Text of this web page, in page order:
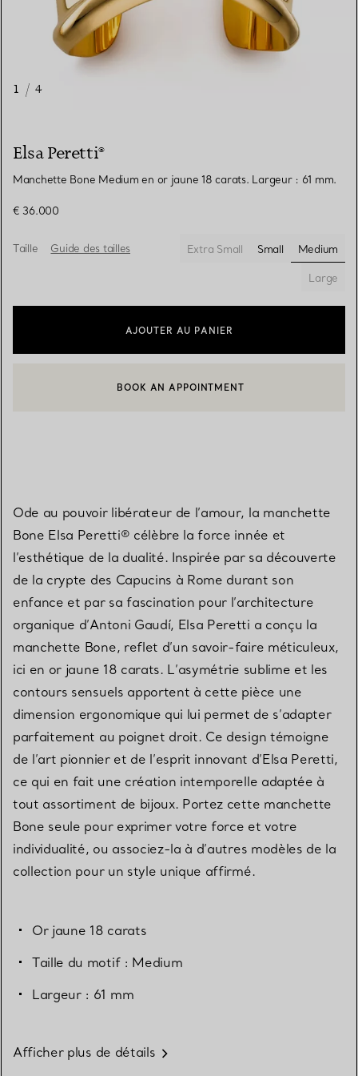
1 / 4
Elsa Peretti®
Manchette Bone Medium en or jaune 18 carats. Largeur : 61 mm.
€ 36.000
Taille Guide des tailles Extra Small Small
Medium
Large
AJOUTER AU PANIER
CONTACTER UN CONSEILLER CLIENT OU PRENDRE RENDEZ-
BOOK AN APPOINTMENT
Ode au pouvoir libérateur de l’amour, la manchette
Bone Elsa Peretti® célèbre la force innée et
l’esthétique de la dualité. Inspirée par sa découverte
de la crypte des Capucins à Rome durant son
enfance et par sa fascination pour l’architecture
organique d’Antoni Gaudí, Elsa Peretti a conçu la
manchette Bone, reflet d’un savoir-faire méticuleux,
ici en or jaune 18 carats. L’asymétrie sublime et les
contours sensuels apportent à cette pièce une
dimension ergonomique qui lui permet de s’adapter
parfaitement au poignet droit. Ce design témoigne
de l’art pionnier et de l’esprit innovant d’Elsa Peretti,
ce qui en fait une création intemporelle adaptée à
tout assortiment de bijoux. Portez cette manchette
Bone seule pour exprimer votre force et votre
individualité, ou associez-la à d’autres modèles de la
collection pour un style unique affirmé.
Or jaune 18 carats
Taille du motif : Medium
Largeur : 61 mm
Afficher plus de détails